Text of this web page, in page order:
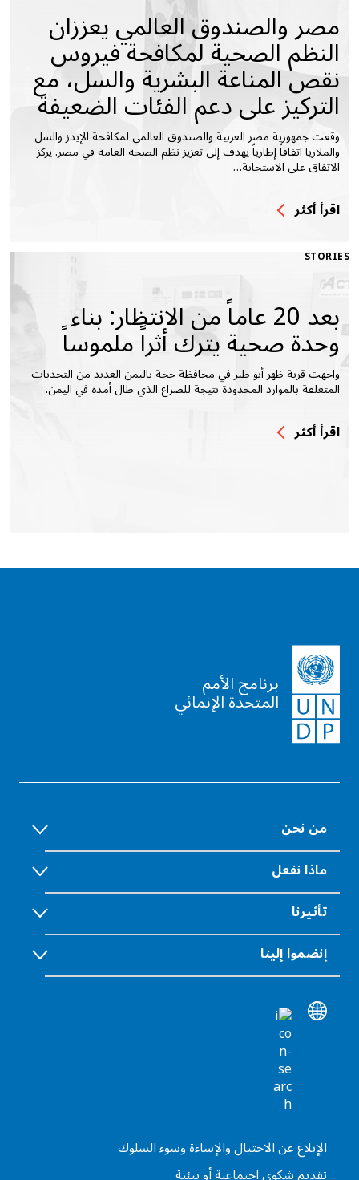
مصر والصندوق العالمي يعززان
النظم الصحية لمكافحة فيروس
نقص المناعة البشرية والسل، مع
التركيز على دعم الفئات الضعيفة
وقعت جمهورية مصر العربية والصندوق العالمي لمكافحة الإيدز والسل
والملاريا اتفاقاً إطارياً يهدف إلى تعزيز نظم الصحة العامة في مصر. يركز
الاتفاق على الاستجابة…
اقرأ أكثر
STORIES
بعد 20 عاماً من الانتظار: بناء
وحدة صحية يترك أثراً ملموساً
واجهت قرية ظهر أبو طير في محافظة حجة باليمن العديد من التحديات
المتعلقة بالموارد المحدودة نتيجة للصراع الذي طال أمده في اليمن.
اقرأ أكثر
برنامج الأمم
المتحدة الإنمائي
من نحن
ماذا نفعل
تأثيرنا
إنضموا إلينا
الإبلاغ عن الاحتيال والإساءة وسوء السلوك